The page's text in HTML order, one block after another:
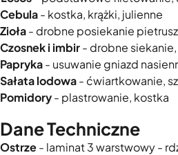
Cebula- kostka, krążki, julienne
Zioła- drobne posiekanie
Czosnek i imbir- drobne
Papryka- usuwanie gniazd
Sałata lodowa- ćwiartkowanie,
Pomidory- plastrowanie, kostka
Dane Techniczne
Ostrze- laminat 3 warstwowy -